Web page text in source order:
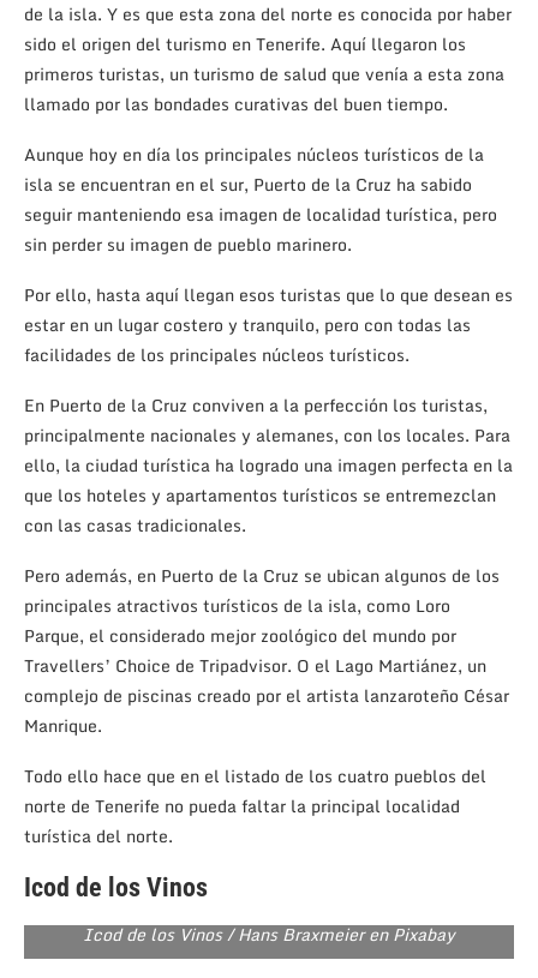
de la isla. Y es que esta zona del norte es conocida por haber
sido el origen del turismo en Tenerife. Aquí llegaron los
primeros turistas, un turismo de salud que venía a esta zona
llamado por las bondades curativas del buen tiempo.
Aunque hoy en día los principales núcleos turísticos de la
isla se encuentran en el sur, Puerto de la Cruz ha sabido
seguir manteniendo esa imagen de localidad turística, pero
sin perder su imagen de pueblo marinero.
Por ello, hasta aquí llegan esos turistas que lo que desean es
estar en un lugar costero y tranquilo, pero con todas las
facilidades de los principales núcleos turísticos.
En Puerto de la Cruz conviven a la perfección los turistas,
principalmente nacionales y alemanes, con los locales. Para
ello, la ciudad turística ha logrado una imagen perfecta en la
que los hoteles y apartamentos turísticos se entremezclan
con las casas tradicionales.
Pero además, en Puerto de la Cruz se ubican algunos de los
principales atractivos turísticos de la isla, como Loro
Parque, el considerado mejor zoológico del mundo por
Travellers’ Choice de Tripadvisor. O el Lago Martiánez, un
complejo de piscinas creado por el artista lanzaroteño César
Manrique.
Todo ello hace que en el listado de los cuatro pueblos del
norte de Tenerife no pueda faltar la principal localidad
turística del norte.
Icod de los Vinos
Icod de los Vinos / Hans Braxmeier en Pixabay